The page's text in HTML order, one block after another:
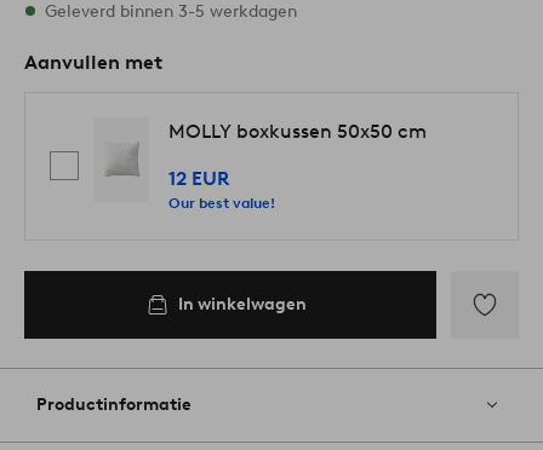
Op voorraad
Geleverd binnen 3-5 werkdagen
Aanvullen met
MOLLY boxkussen 50x50 cm
12 EUR
Our best value!
In winkelwagen
aan
Productinformatie